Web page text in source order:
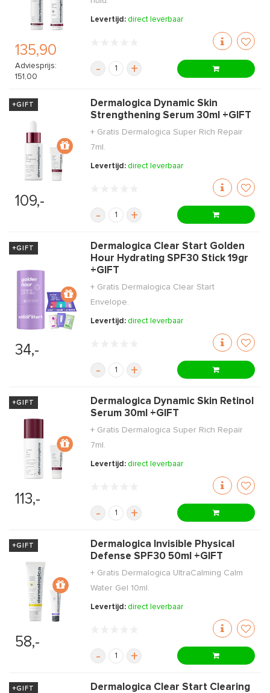
135,90
Adviesprijs:
151,00
Levertijd: direct leverbaar
- +
+GIFT
109,-
Dermalogica Dynamic Skin
Strengthening Serum 30ml +GIFT
+ Gratis Dermalogica Super Rich Repair
7ml.
Levertijd: direct leverbaar
- +
+GIFT
34,-
Dermalogica Clear Start Golden
Hour Hydrating SPF30 Stick 19gr
+GIFT
+ Gratis Dermalogica Clear Start
Envelope.
Levertijd: direct leverbaar
- +
+GIFT
113,-
Dermalogica Dynamic Skin Retinol
Serum 30ml +GIFT
+ Gratis Dermalogica Super Rich Repair
7ml.
Levertijd: direct leverbaar
- +
+GIFT
58,-
Dermalogica Invisible Physical
Defense SPF30 50ml +GIFT
+ Gratis Dermalogica UltraCalming Calm
Water Gel 10ml.
Levertijd: direct leverbaar
- +
+GIFT
Dermalogica Clear Start Clearing